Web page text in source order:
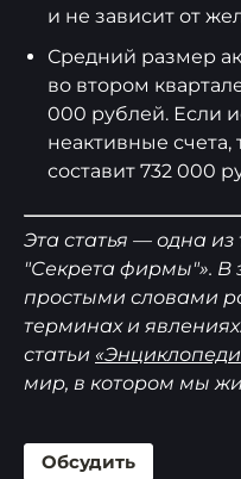
и не зависит от
Средний размер
во втором
000 рублей. Если
неактивные
составит 732 000
Эта статья — одна
"Секрета фирмы"». В
простыми словами
терминах и
статьи
мир, в котором мы
Обсудить